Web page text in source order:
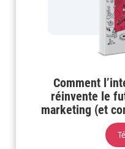
Comment
réinvente le
marketing (et